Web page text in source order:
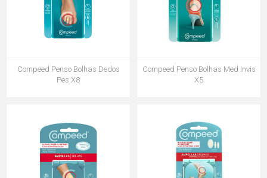
Compeed Penso Bolhas Dedos
Pes X8
Compeed Penso Bolhas Med Invis
X5